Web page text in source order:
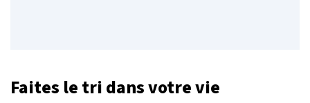
Faites le tri dans votre vie